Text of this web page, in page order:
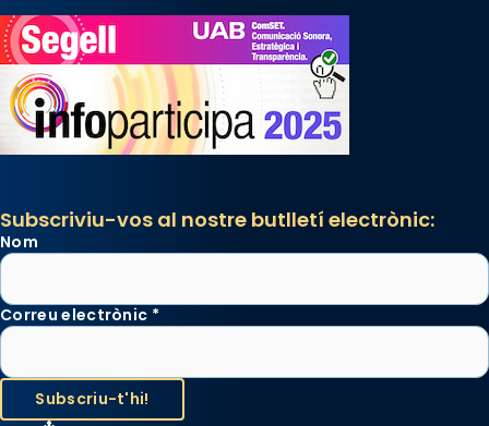
Subscriviu-vos al nostre butlletí electrònic:
Nom
Correu electrònic *